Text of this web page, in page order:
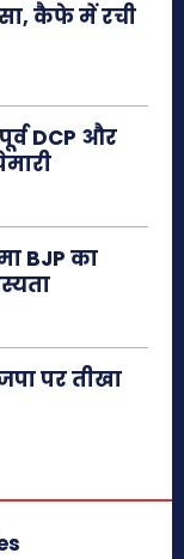
कैफे में रची
DCP और
BJP का
पर तीखा